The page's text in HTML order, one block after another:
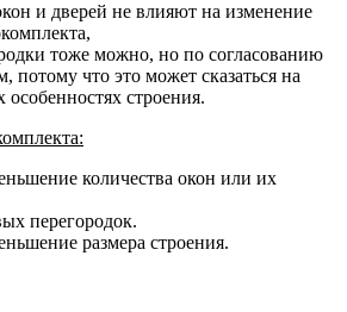
и дверей не влияют на изменение
тоже можно, но по согласованию
потому что это может сказаться на
особенностях строения.
количества окон или их
перегородок.
размера строения.